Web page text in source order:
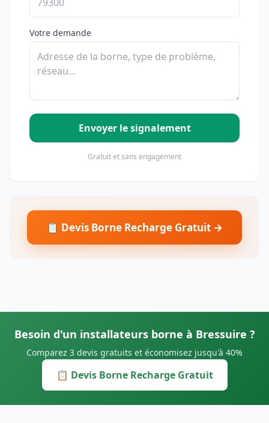
Votre demande
Envoyer le signalement
Gratuit et sans engagement
📋 Devis Borne Recharge Gratuit →
Besoin d'un installateurs borne à Bressuire ?
Comparez 3 devis gratuits et économisez jusqu'à 40%
📋 Devis Borne Recharge Gratuit